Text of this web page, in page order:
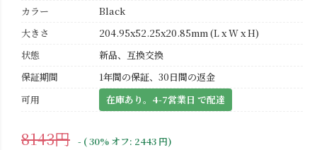
カラー
Black
大きさ
204.95x52.25x20.85mm (L x W x H)
状態
新品、互換交換
保証期間
1年間の保証、30日間の返金
可用
在庫あり。4-7営業日 で配達
8143円 - ( 30% オフ: 2443 円)